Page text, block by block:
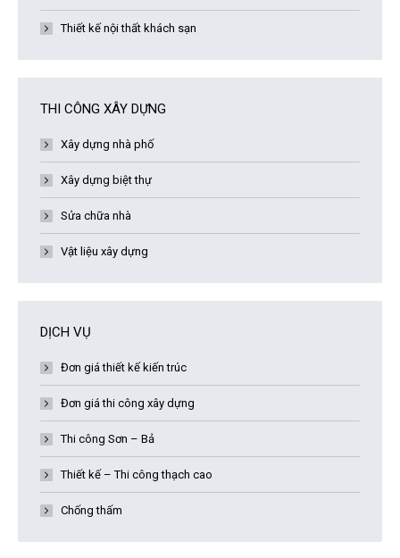
Thiết kế nội thất khách sạn
THI CÔNG XÂY DỰNG
Xây dựng nhà phố
Xây dựng biệt thự
Sửa chữa nhà
Vật liệu xây dựng
DỊCH VỤ
Đơn giá thiết kế kiến trúc
Đơn giá thi công xây dựng
Thi công Sơn – Bả
Thiết kế – Thi công thạch cao
Chống thấm